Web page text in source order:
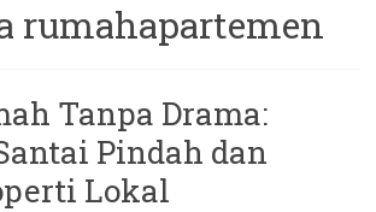
rumahapartemen
Tanpa Drama:
Pindah dan
Lokal